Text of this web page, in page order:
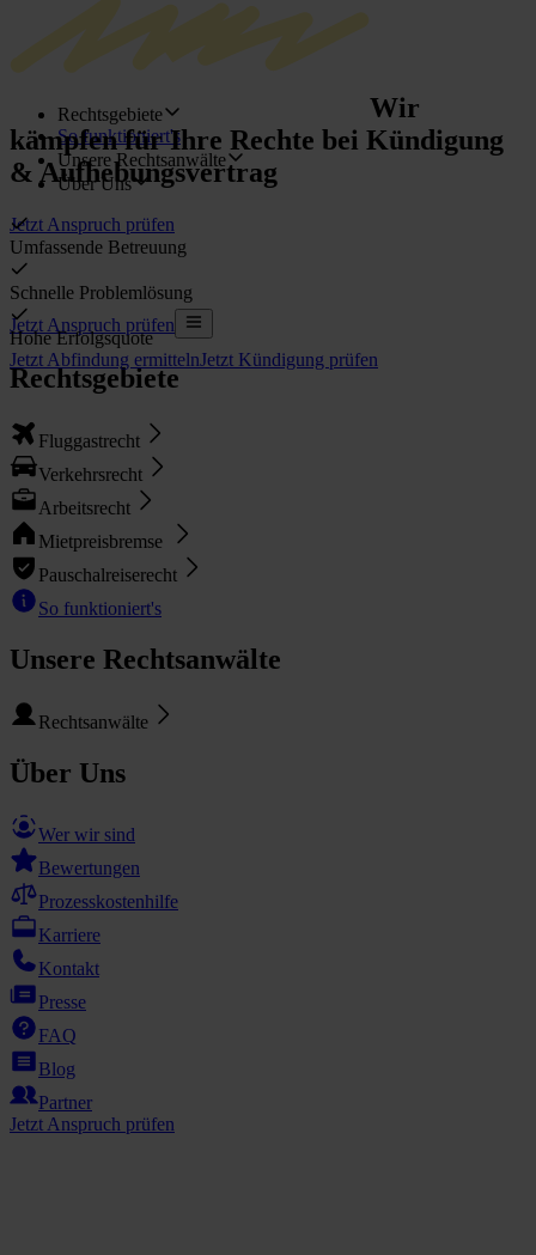
Rechtsgebiete
So funktioniert's
Unsere Rechtsanwälte
Über Uns
Jetzt Anspruch prüfen
Jetzt Anspruch prüfen
Rechtsgebiete
Fluggastrecht
Verkehrsrecht
Arbeitsrecht
Mietpreisbremse
Pauschalreiserecht
So funktioniert's
Unsere Rechtsanwälte
Rechtsanwälte
Über Uns
Wer wir sind
Bewertungen
Prozesskostenhilfe
Karriere
Kontakt
Presse
FAQ
Blog
Partner
Jetzt Anspruch prüfen
Wir
kämpfenfür Ihre Rechte bei Kündigung
& Aufhebungsvertrag
Umfassende Betreuung
Schnelle Problemlösung
Hohe Erfolgsquote
Jetzt Abfindung ermittelnJetzt Kündigung prüfen